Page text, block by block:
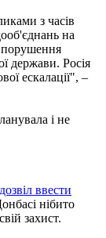
з часів
на
порушення
держави. Росія
ескалації", –
і не
дозвіл ввести
нібито
захист.